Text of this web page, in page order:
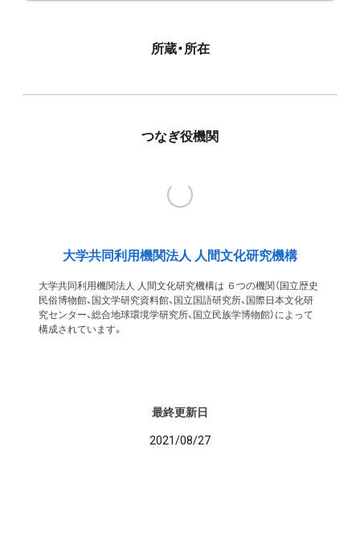
所蔵・所在
つなぎ役機関
大学共同利用機関法人 人間文化研究機構
大学共同利用機関法人 人間文化研究機構は ６つの機関（国立歴史
民俗博物館、国文学研究資料館、国立国語研究所、国際日本文化研
究センター、総合地球環境学研究所、国立民族学博物館）によって
構成されています。
最終更新日
2021/08/27